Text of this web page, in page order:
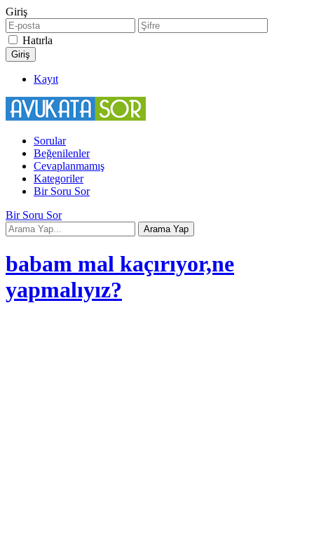
Giriş
Hatırla
Kayıt
Sorular
Beğenilenler
Cevaplanmamış
Kategoriler
Bir Soru Sor
Bir Soru Sor
babam mal kaçırıyor,ne
yapmalıyız?